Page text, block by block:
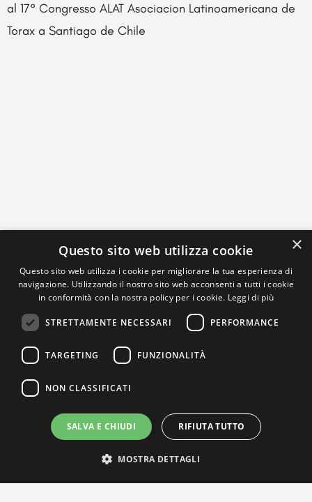
al 17° Congresso ALAT Asociacion Latinoamericana de
Torax a Santiago de Chile
×
Questo sito web utilizza cookie
Questo sito web utilizza i cookie per migliorare la tua esperienza di
navigazione. Utilizzando il nostro sito web acconsenti a tutti i cookie
in conformità con la nostra policy per i cookie. Leggi di più
STRETTAMENTE NECESSARI PERFORMANCE
TARGETING FUNZIONALITÀ
NON CLASSIFICATI
SALVA E CHIUDI RIFIUTA TUTTO
MOSTRA DETTAGLI